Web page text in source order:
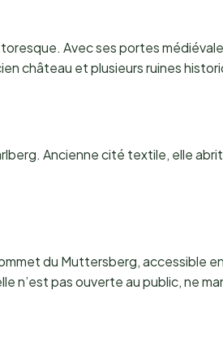
Avec ses portes
château et plusieurs ruines
Ancienne cité textile, elle
du Muttersberg, accessible
n’est pas ouverte au public, ne